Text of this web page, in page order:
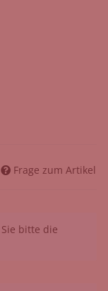
Frage zum Artikel
bitte die